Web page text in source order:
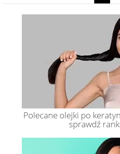
Polecane olejki po
sprawdź